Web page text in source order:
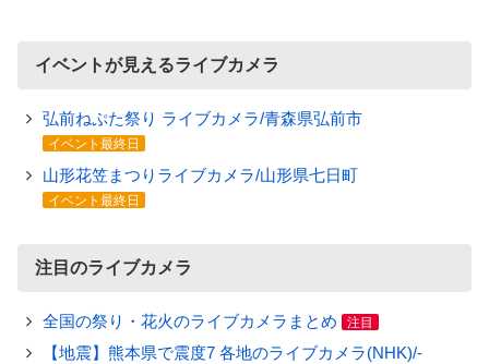
イベントが見えるライブカメラ
弘前ねぷた祭り ライブカメラ/青森県弘前市
イベント最終日
山形花笠まつりライブカメラ/山形県七日町
イベント最終日
注目のライブカメラ
全国の祭り・花火のライブカメラまとめ 注目
【地震】熊本県で震度7 各地のライブカメラ(NHK)/-